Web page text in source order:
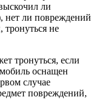
ли
нет ли повреждений
не
тронуться, если
оснащен
случае
повреждений,